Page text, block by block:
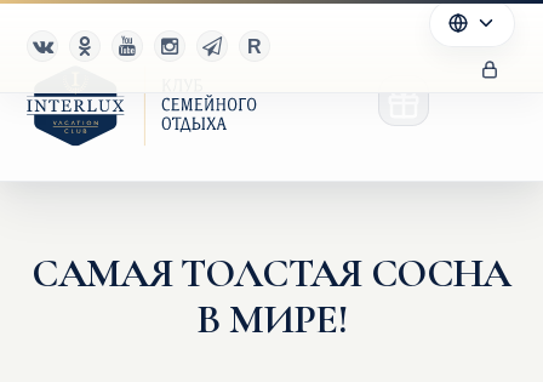
Клуб
Преимущества
САМАЯ ТОЛСТАЯ СОСНА
В МИРЕ!